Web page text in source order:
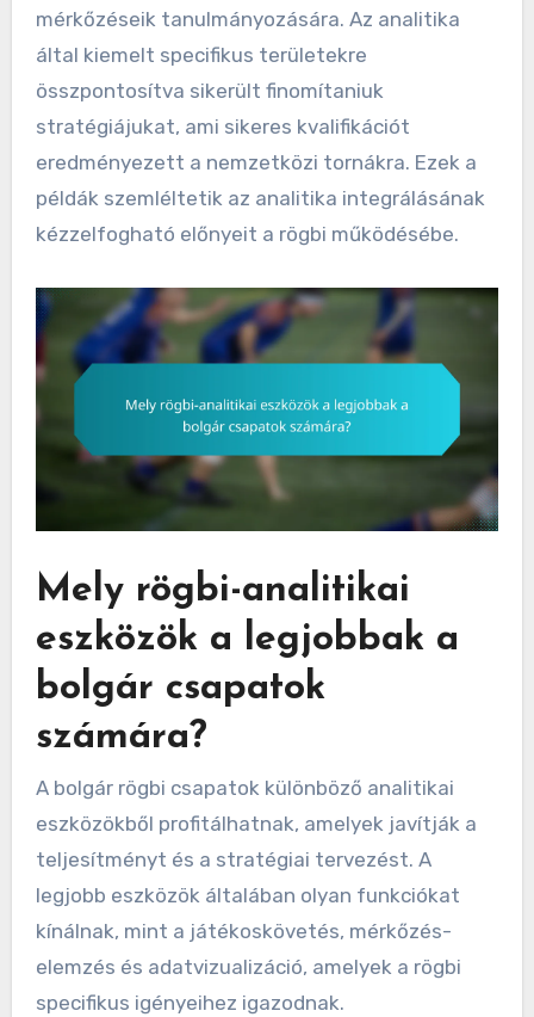
mérkőzéseik tanulmányozására. Az analitika
által kiemelt specifikus területekre
összpontosítva sikerült finomítaniuk
stratégiájukat, ami sikeres kvalifikációt
eredményezett a nemzetközi tornákra. Ezek a
példák szemléltetik az analitika integrálásának
kézzelfogható előnyeit a rögbi működésébe.
Mely rögbi-analitikai
eszközök a legjobbak a
bolgár csapatok
számára?
A bolgár rögbi csapatok különböző analitikai
eszközökből profitálhatnak, amelyek javítják a
teljesítményt és a stratégiai tervezést. A
legjobb eszközök általában olyan funkciókat
kínálnak, mint a játékoskövetés, mérkőzés-
elemzés és adatvizualizáció, amelyek a rögbi
specifikus igényeihez igazodnak.